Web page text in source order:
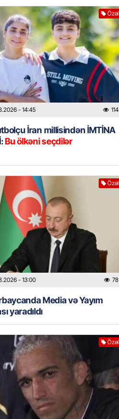
Özəl
- 14:45 114
İran millisindən İMTİNA
Bu ölkəni seçdilər
Özəl
- 13:00 78
Media və Yayım
yaradıldı
Özəl